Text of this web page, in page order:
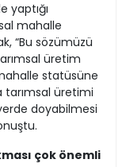
yaptığı
mahalle
“Bu sözümüzü
üretim
statüsüne
tarımsal üretimi
doyabilmesi
çok önemli